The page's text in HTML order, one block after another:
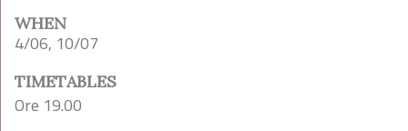
WHEN
4/06, 10/07
TIMETABLES
Ore 19.00